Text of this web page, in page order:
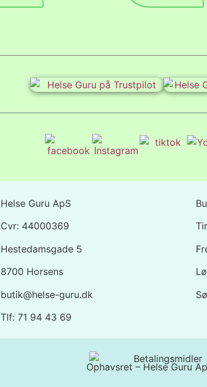
Helse Guru ApS
Cvr: 44000369
Hestedamsgade 5
8700 Horsens
butik@helse-guru.dk
Tlf: 71 94 43 69
Ophavsret – Helse Guru